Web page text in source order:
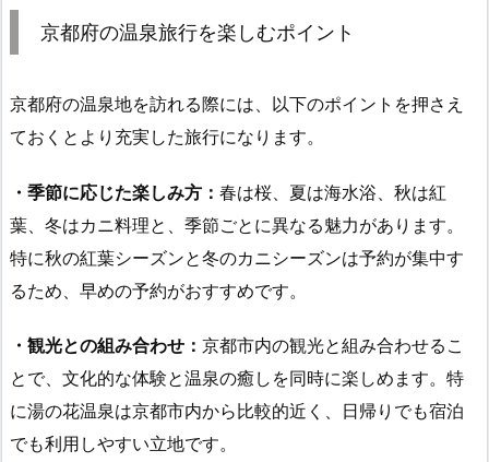
京都府の温泉旅行を楽しむポイント
京都府の温泉地を訪れる際には、以下のポイントを押さえ
ておくとより充実した旅行になります。
・季節に応じた楽しみ方： 春は桜、夏は海水浴、秋は紅
葉、冬はカニ料理と、季節ごとに異なる魅力があります。
特に秋の紅葉シーズンと冬のカニシーズンは予約が集中す
るため、早めの予約がおすすめです。
・観光との組み合わせ： 京都市内の観光と組み合わせるこ
とで、文化的な体験と温泉の癒しを同時に楽しめます。特
に湯の花温泉は京都市内から比較的近く、日帰りでも宿泊
でも利用しやすい立地です。